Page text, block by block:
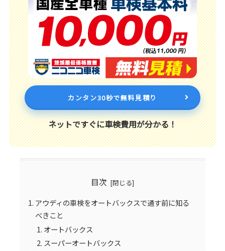
カンタン30秒で無料見積り
ネットですぐに車検費用が分かる！
目次
アウディの車検をオートバックスで通す前に知る
べきこと
オートバックス
スーパーオートバックス